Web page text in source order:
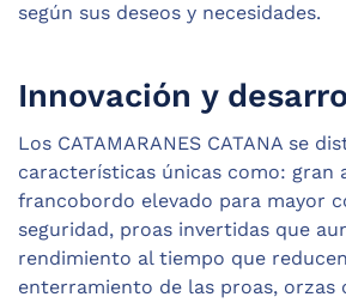
según sus deseos y necesidades.
Innovación y
Los CATAMARANES CATANA se
características únicas como: gran
francobordo elevado para mayor
seguridad, proas invertidas que
rendimiento al tiempo que
enterramiento de las proas, orzas